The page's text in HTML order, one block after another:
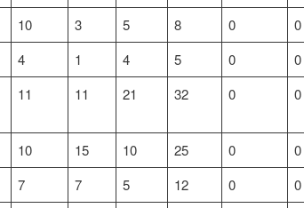
10 3 5 8 0
0
4 1 4 5 0
0
11 11 21 32 0 0
10 15 10 25 0
0
7 7 5 12 0
0